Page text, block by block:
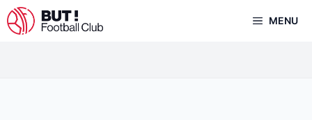
Aller
au
MENU